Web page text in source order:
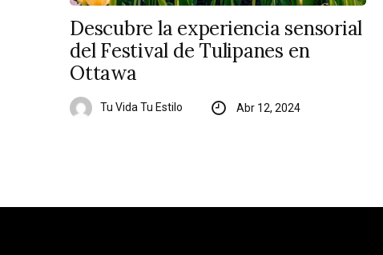
Descubre la experiencia sensorial
del Festival de Tulipanes en
Ottawa
Tu Vida Tu Estilo Abr 12, 2024